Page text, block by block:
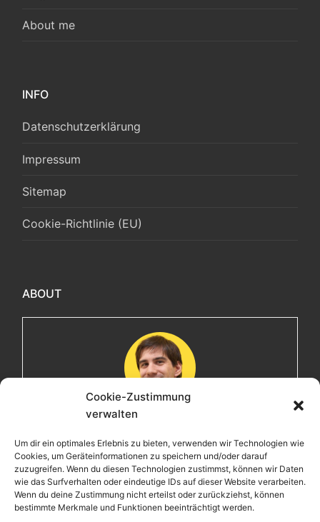
Cookie-Zustimmung
verwalten
Um dir ein optimales Erlebnis zu bieten, verwenden wir Technologien wie
Cookies, um Geräteinformationen zu speichern und/oder darauf
zuzugreifen. Wenn du diesen Technologien zustimmst, können wir Daten
wie das Surfverhalten oder eindeutige IDs auf dieser Website verarbeiten.
Wenn du deine Zustimmung nicht erteilst oder zurückziehst, können
bestimmte Merkmale und Funktionen beeinträchtigt werden.
About me
INFO
Datenschutzerklärung
Impressum
Sitemap
Cookie-Richtlinie (EU)
ABOUT
Herzlich willkommen! Ich bin Max, ein Informatiker mit
über 15 Jahren Berufserfahrung. Hier teile ich meine
Leidenschaften, Erlebnisse und Perspektiven. Ich lade
dich ein, gemeinsam mit mir auf eine Entdeckungsreise